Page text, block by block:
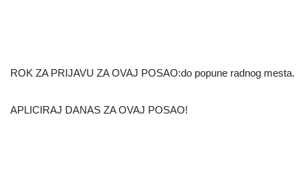
ROK ZA PRIJAVU ZA OVAJ POSAO:do popune radnog mesta.
APLICIRAJ DANAS ZA OVAJ POSAO!